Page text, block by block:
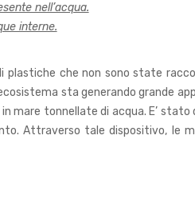
nell’acqua.
interne.
plastiche che non sono state
sta generando grande
mare tonnellate di acqua. E’ stato
Attraverso tale dispositivo, le